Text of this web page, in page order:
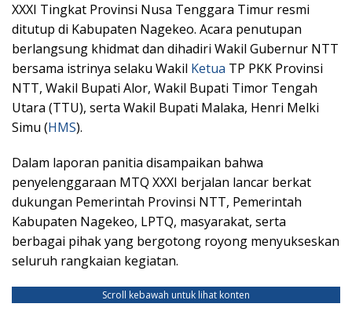
XXXI Tingkat Provinsi Nusa Tenggara Timur resmi
ditutup di Kabupaten Nagekeo. Acara penutupan
berlangsung khidmat dan dihadiri Wakil Gubernur NTT
bersama istrinya selaku Wakil Ketua TP PKK Provinsi
NTT, Wakil Bupati Alor, Wakil Bupati Timor Tengah
Utara (TTU), serta Wakil Bupati Malaka, Henri Melki
Simu (HMS).
Dalam laporan panitia disampaikan bahwa
penyelenggaraan MTQ XXXI berjalan lancar berkat
dukungan Pemerintah Provinsi NTT, Pemerintah
Kabupaten Nagekeo, LPTQ, masyarakat, serta
berbagai pihak yang bergotong royong menyukseskan
seluruh rangkaian kegiatan.
Scroll kebawah untuk lihat konten